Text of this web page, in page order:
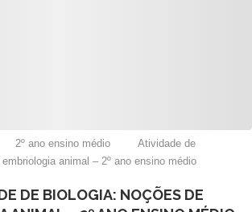
2º ano ensino médio
Atividade de
animal – 2º ano ensino médio
DE BIOLOGIA: NOÇÕES DE